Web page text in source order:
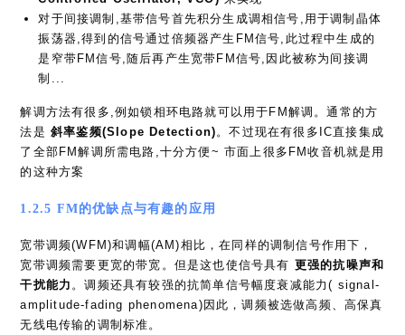
对于间接调制,基带信号首先积分生成调相信号,用于调制晶体
振荡器,得到的信号通过倍频器产生FM信号,此过程中生成的
是窄带FM信号,随后再产生宽带FM信号,因此被称为间接调
制...
解调方法有很多,例如锁相环电路就可以用于FM解调。通常的方
法是斜率鉴频(Slope Detection) 。不过现在有很多IC直接集成
了全部FM解调所需电路,十分方便~ 市面上很多FM收音机就是用
的这种方案
1.2.5 FM的优缺点与有趣的应用
宽带调频(WFM)和调幅(AM)相比，在同样的调制信号作用下，
宽带调频需要更宽的带宽。但是这也使信号具有 更强的抗噪声和
干扰能力 。调频还具有较强的抗简单信号幅度衰减能力( signal-
amplitude-fading phenomena)因此，调频被选做高频、高保真
无线电传输的调制标准。